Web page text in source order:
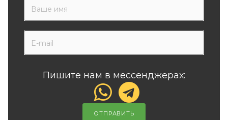
Пишите нам в мессенджерах:
ОТПРАВИТЬ